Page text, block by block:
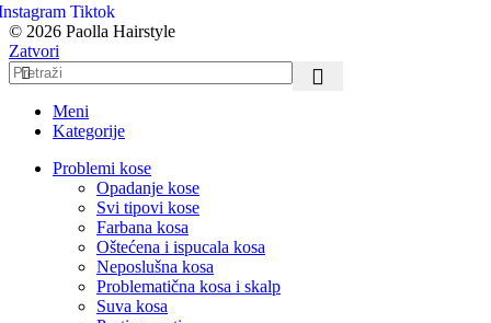
Tiktok
© 2026 Paolla Hairstyle
Zatvori
Meni
Kategorije
Problemi kose
Opadanje kose
Svi tipovi kose
Farbana kosa
Oštećena i ispucala kosa
Neposlušna kosa
Problematična kosa i skalp
Suva kosa